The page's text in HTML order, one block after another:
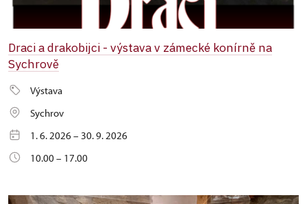
Draci a drakobijci - výstava v zámecké konírně na
Sychrově
Výstava
Sychrov
1. 6. 2026 – 30. 9. 2026
10.00 – 17.00